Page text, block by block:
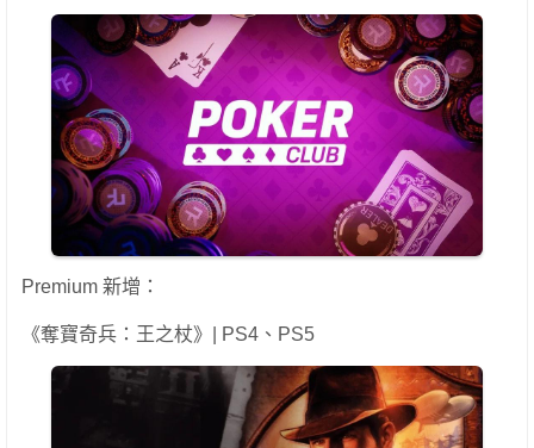
Premium 新增：
《奪寶奇兵：王之杖》| PS4、PS5